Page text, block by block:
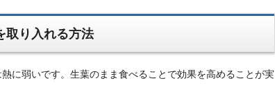
取り入れる方法
に弱いです。生葉のまま食べることで効果を高めることが実